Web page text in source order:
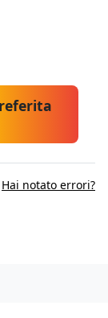
Hai notato errori?